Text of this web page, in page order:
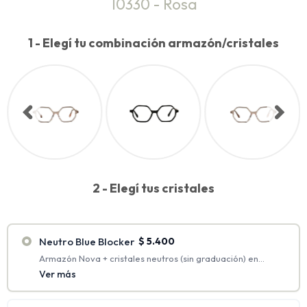
10330 - Rosa
1 - Elegí tu combinación armazón/cristales
2 - Elegí tus cristales
Neutro Blue Blocker $ 5.400
Armazón Nova + cristales neutros (sin graduación) en
policarbonato con antirreflejo + Blue Blocker.
Ver más